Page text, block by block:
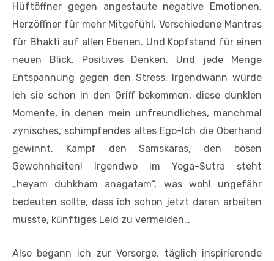
Hüftöffner gegen angestaute negative Emotionen,
Herzöffner für mehr Mitgefühl. Verschiedene Mantras
für Bhakti auf allen Ebenen. Und Kopfstand für einen
neuen Blick. Positives Denken. Und jede Menge
Entspannung gegen den Stress. Irgendwann würde
ich sie schon in den Griff bekommen, diese dunklen
Momente, in denen mein unfreundliches, manchmal
zynisches, schimpfendes altes Ego-Ich die Oberhand
gewinnt. Kampf den Samskaras, den bösen
Gewohnheiten! Irgendwo im Yoga-Sutra steht
„heyam duhkham anagatam“, was wohl ungefähr
bedeuten sollte, dass ich schon jetzt daran arbeiten
musste, künftiges Leid zu vermeiden…
Also begann ich zur Vorsorge, täglich inspirierende